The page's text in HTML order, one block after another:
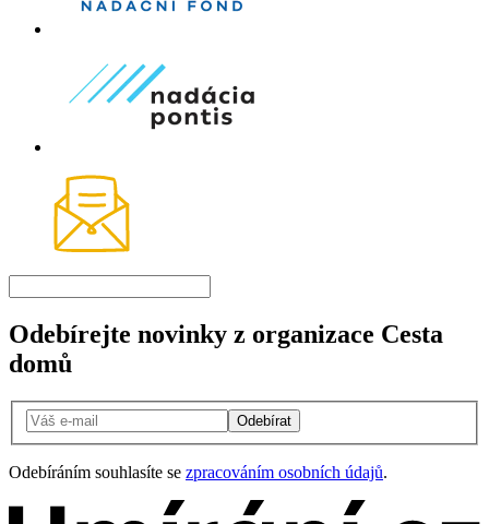
Odebírejte novinky z organizace Cesta
domů
Odebírat
Odebíráním souhlasíte se zpracováním osobních údajů.